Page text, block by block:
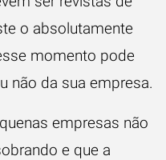
o absolutamente
momento pode
não da sua empresa.
empresas não
e que a